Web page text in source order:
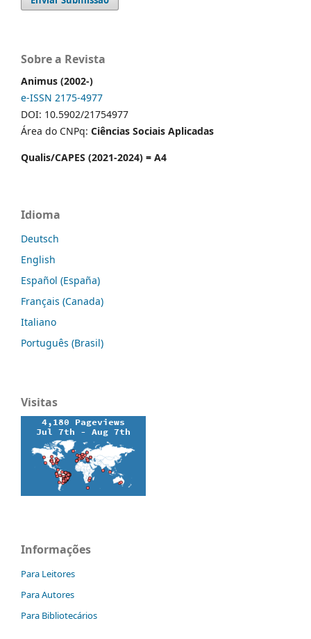
Sobre a Revista
Animus (2002-)
e-ISSN 2175-4977
DOI: 10.5902/21754977
Área do CNPq: Ciências Sociais Aplicadas
Qualis/CAPES (2021-2024) = A4
Idioma
Deutsch
English
Español (España)
Français (Canada)
Italiano
Português (Brasil)
Visitas
Informações
Para Leitores
Para Autores
Para Bibliotecários